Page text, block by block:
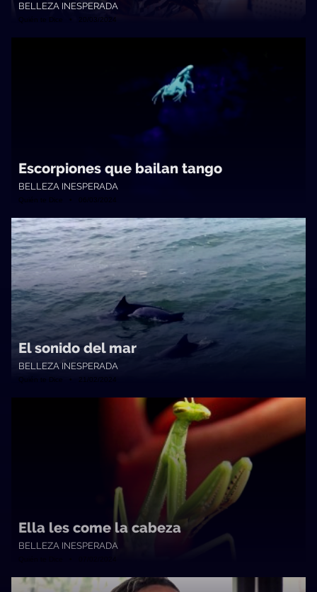
BELLEZA INESPERADA
Quién te Dice • 20/03/2024
Escorpiones que bailan tango
BELLEZA INESPERADA
Quién te Dice • 06/03/2024
El sonido del mar
BELLEZA INESPERADA
Quién te Dice • 21/02/2024
Ella les come la cabeza
BELLEZA INESPERADA